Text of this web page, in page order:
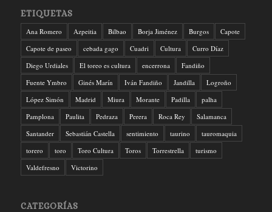
ETIQUETAS
Ana Romero Azpeitia Bilbao Borja Jiménez Burgos
Capote
Capote de paseo
cebada gago Cuadri Cultura
Curro Díaz
Diego Urdiales
El toreo es cultura encerrona
Fandiño
Fuente Ymbro
Ginés Marín Iván Fandiño Jandilla
Logroño
López Simón
Madrid Miura Morante Padilla
palha
Pamplona
Paulita Pedraza Perera Roca Rey
Salamanca
Santander
Sebastián Castella sentimiento taurino
tauromaquia
torero
toro Toro Cultura Toros Torrestrella
turismo
Valdefresno
Victorino
CATEGORÍAS